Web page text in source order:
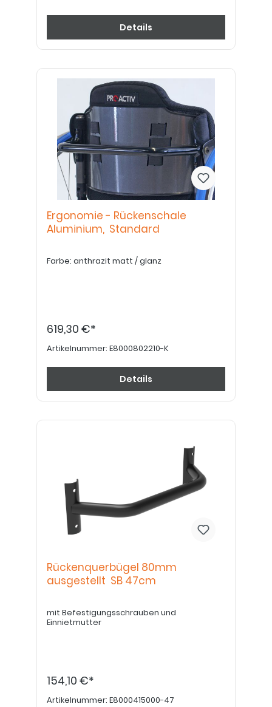
Details
Ergonomie - Rückenschale
Aluminium, Standard
Farbe: anthrazit matt / glanz
619,30 €*
Artikelnummer: E8000802210-K
Details
Rückenquerbügel 80mm
ausgestellt SB 47cm
mit Befestigungsschrauben und
Einnietmutter
154,10 €*
Artikelnummer: E8000415000-47